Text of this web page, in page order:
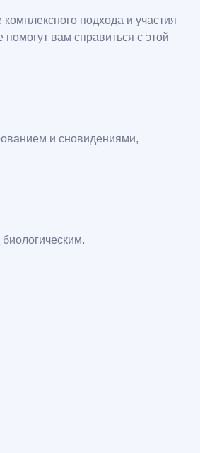
подхода и участия
вам справиться с этой
и сновидениями,